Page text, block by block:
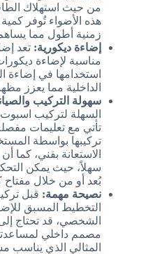
من حيث استهلاك
هذه الأضواء تُوفر
زمنية أطول مما
إضاءة ديكورية: تعد
مناسبة لإضاءة
استخدامها في إضاءة
الداخلية مما يعزز
سهولة التركيب
السهلة لتركيب
تأتي مع تعليمات
تركيبها بواسطة
الاستعانة بفني، كما
سهلاً، حيث يمكن
بُعد أو من خلال مفتاح
نصيحة مهمة: قبل
التخطيط المسبق
الشخصي، قد تحتاج
مصمم داخلي
المثالي الذي يناسب